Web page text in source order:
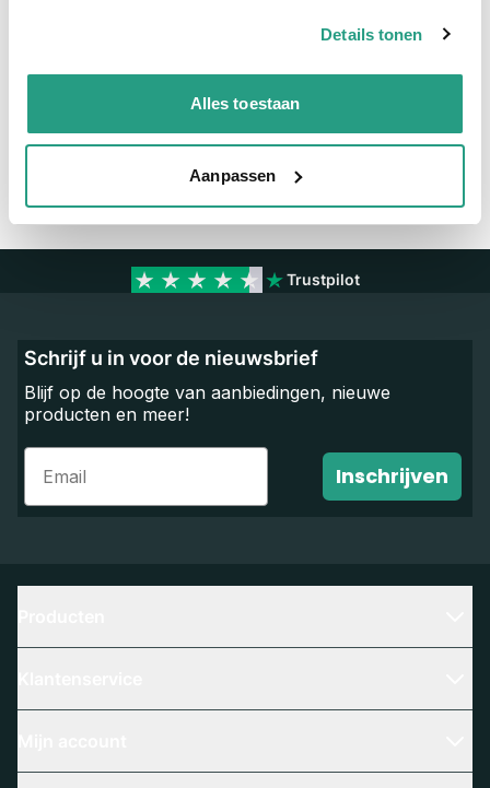
Details tonen
Alles toestaan
Aanpassen
We zijn beschikbaar van ma t/m vr van 08:00 tot 17:00 uur.
Neem contact met ons op
Trustpilot
Schrijf u in voor de nieuwsbrief
Blijf op de hoogte van aanbiedingen, nieuwe
producten en meer!
Email
Inschrijven